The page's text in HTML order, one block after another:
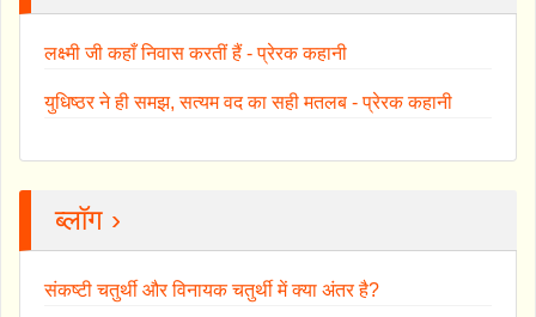
लक्ष्मी जी कहाँ निवास करतीं हैं - प्रेरक कहानी
युधिष्ठर ने ही समझ, सत्यम वद का सही मतलब - प्रेरक कहानी
ब्लॉग ›
संकष्टी चतुर्थी और विनायक चतुर्थी में क्या अंतर है?